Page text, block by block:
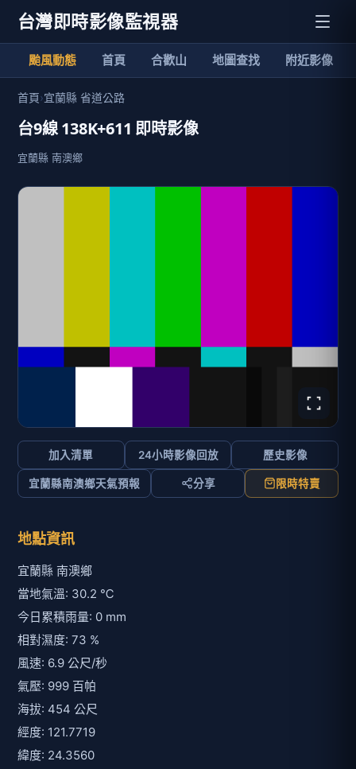
台灣即時影像監視器
颱風動態 首頁 合歡山 地圖查找 附近影像
首頁›宜蘭縣 省道公路
台9線 138K+611 即時影像
宜蘭縣 南澳鄉
加入清單 24小時影像回放 歷史影像
宜蘭縣南澳鄉天氣預報 分享 限時特賣
地點資訊
宜蘭縣 南澳鄉
當地氣溫: 30.2 ℃
今日累積雨量: 0 mm
相對濕度: 73 %
風速: 6.9 公尺/秒
氣壓: 999 百帕
海拔: 454 公尺
經度: 121.7719
緯度: 24.3560